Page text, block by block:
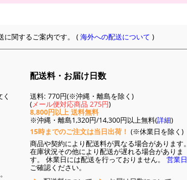
に関するご案内です。 (海外への配送について )
配送料・お届け日数
送料: 770円(※沖縄・離島を除く)
(メール便対応商品 275円)
8,800円以上 送料無料
※沖縄・離島1,320円/14,300円以上無料(詳細)
15時までのご注文は当日出荷！ (※休業日を除く)
商品や契約により配送料が異なる場合があります。
在庫状況その他により配送が遅れる場合がありま
す。 休業日には配送を行っておりません。 営業日
ご確認ください。